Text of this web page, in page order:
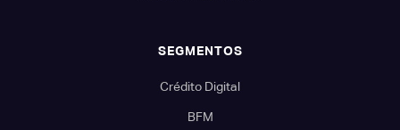
SEGMENTOS
Crédito Digital
BFM